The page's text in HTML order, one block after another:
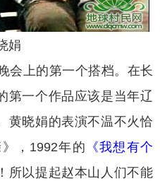
娟
会上的第一个搭档。在长
第一个作品应该是当年辽
黄晓娟的表演不温不火恰
，1992年的 《我想有个
所以提起赵本山人们不能